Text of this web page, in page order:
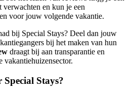
en kun je een
voor jouw volgende vakantie.
bij Special Stays? Deel dan jouw
bij het maken van hun
draagt bij aan transparantie en
vakantiehuizensector.
Stays?